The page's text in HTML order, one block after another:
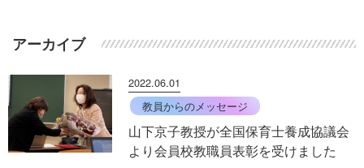
アーカイブ
2022.06.01
教員からのメッセージ
山下京子教授が全国保育士養成協議会
より会員校教職員表彰を受けました